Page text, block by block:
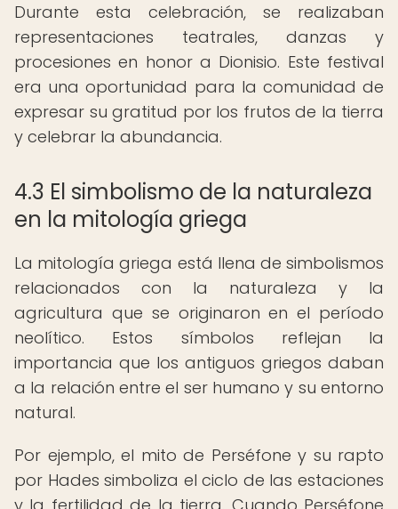
Durante esta celebración, se realizaban
representaciones teatrales, danzas y
procesiones en honor a Dionisio. Este festival
era una oportunidad para la comunidad de
expresar su gratitud por los frutos de la tierra
y celebrar la abundancia.
4.3 El simbolismo de la naturaleza
en la mitología griega
La mitología griega está llena de simbolismos
relacionados con la naturaleza y la
agricultura que se originaron en el período
neolítico. Estos símbolos reflejan la
importancia que los antiguos griegos daban
a la relación entre el ser humano y su entorno
natural.
Por ejemplo, el mito de Perséfone y su rapto
por Hades simboliza el ciclo de las estaciones